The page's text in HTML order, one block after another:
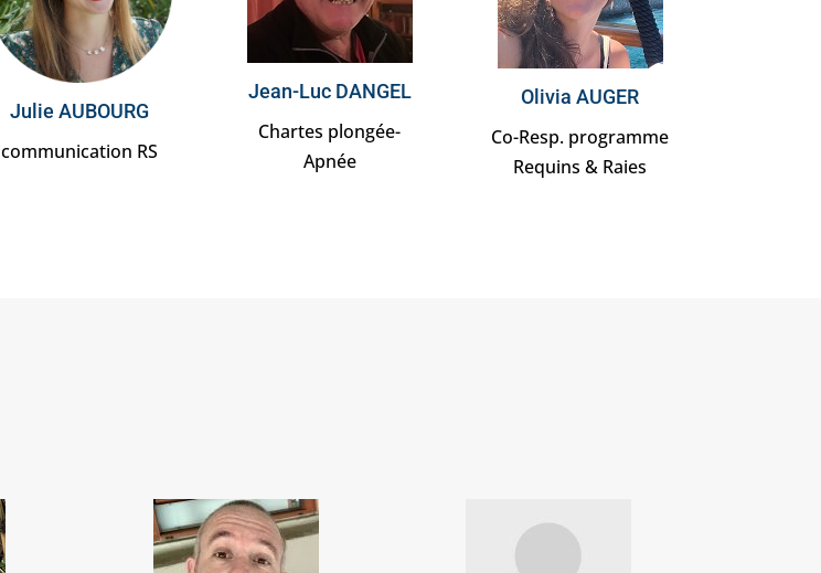
Julie AUBOURG
communication RS
Jean-Luc DANGEL
Chartes plongée-
Apnée
Olivia AUGER
Co-Resp. programme
Requins & Raies